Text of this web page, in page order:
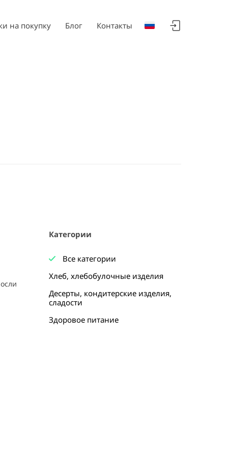
на покупку Блог Контакты
Категории
Все категории
Хлеб, хлебобулочные изделия
Десерты, кондитерские изделия,
сладости
Здоровое питание